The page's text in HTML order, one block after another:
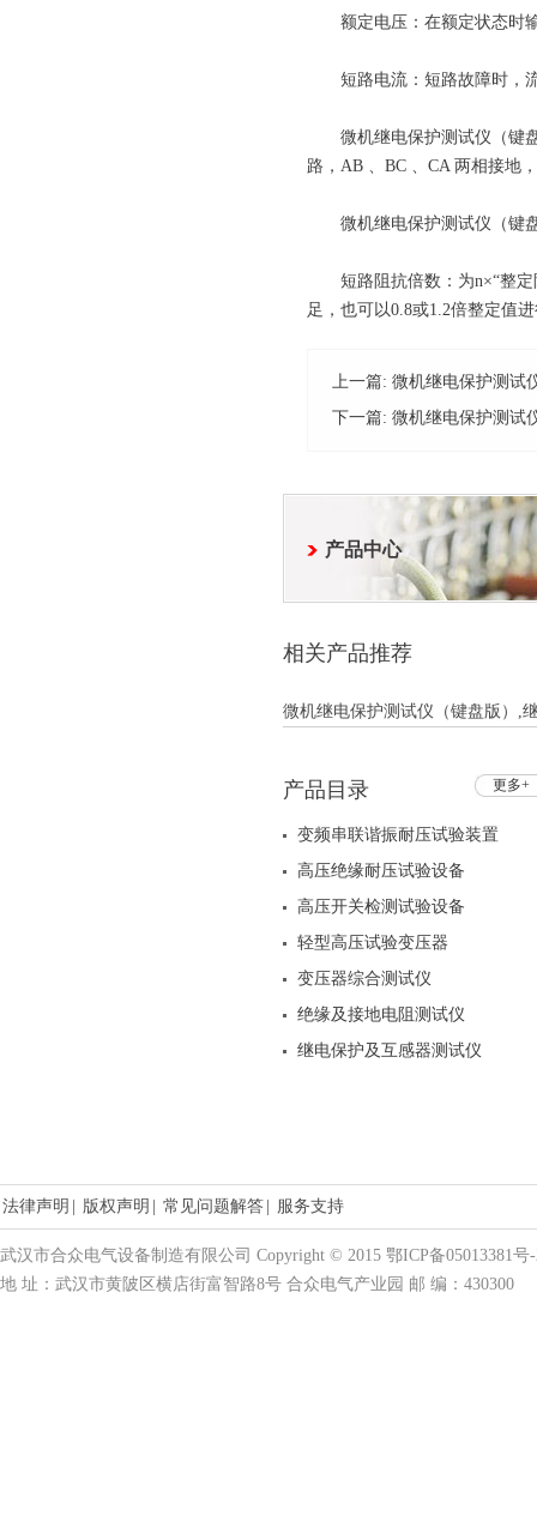
额定电压：在额定状态时输
短路电流：短路故障时，流
微机继电保护测试仪（键盘
路，AB 、BC 、CA 两相接地
微机继电保护测试仪（键盘
短路阻抗倍数：为n×“整定
足，也可以0.8或1.2倍整定值
上一篇: 微机继电保护测试
下一篇: 微机继电保护测试
产品中心
相关产品推荐
微机继电保护测试仪（键盘版）,
更多+
产品目录
变频串联谐振耐压试验装置
高压绝缘耐压试验设备
高压开关检测试验设备
轻型高压试验变压器
变压器综合测试仪
绝缘及接地电阻测试仪
继电保护及互感器测试仪
法律声明 版权声明 常见问题解答 服务支持
武汉市合众电气设备制造有限公司 Copyright © 2015 鄂ICP备05013381号
地 址：武汉市黄陂区横店街富智路8号 合众电气产业园 邮 编：430300